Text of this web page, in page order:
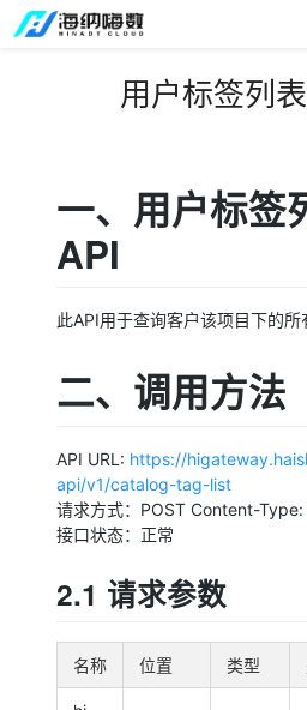
用户标签列
一、用户标签
API
此API用于查询客户该项目下的
二、调用方法
API URL: https://
api/v1/catalog-tag-list
请求方式：POST Content-
接口状态：正常
2.1 请求参数
名称 位置 类型